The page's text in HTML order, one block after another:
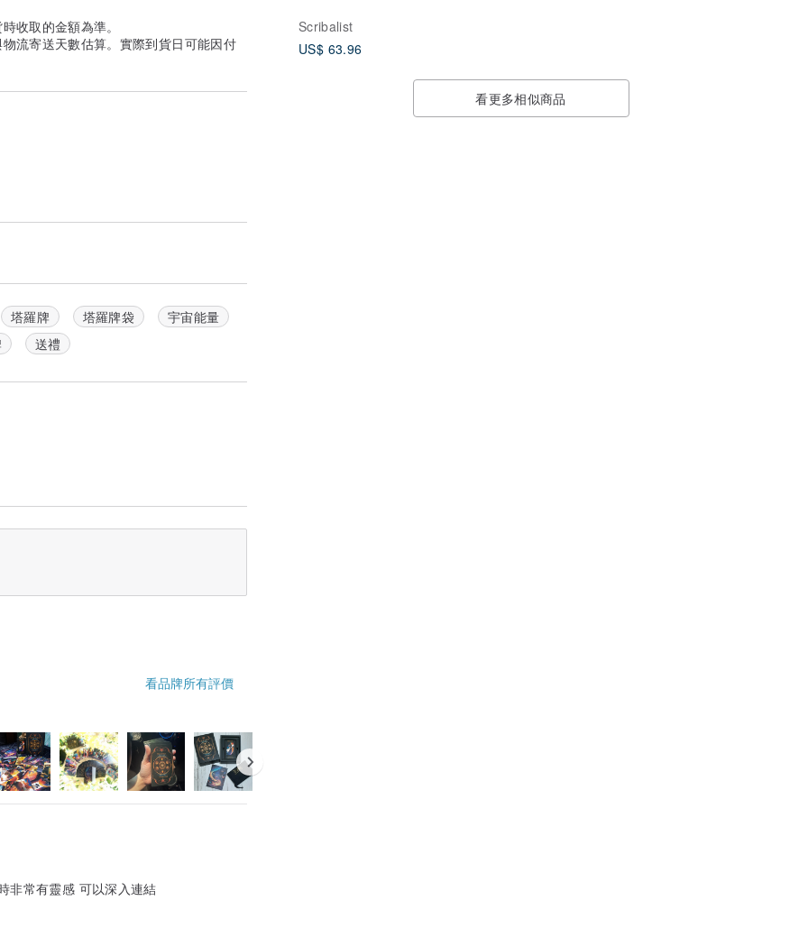
Scribalist
US$ 63.96
看更多相似商品
收取的金額為準。
流寄送天數估算。實際到貨日可能因付
塔羅牌 塔羅牌袋
宇宙能量
送禮
看品牌所有評價
非常有靈感 可以深入連結